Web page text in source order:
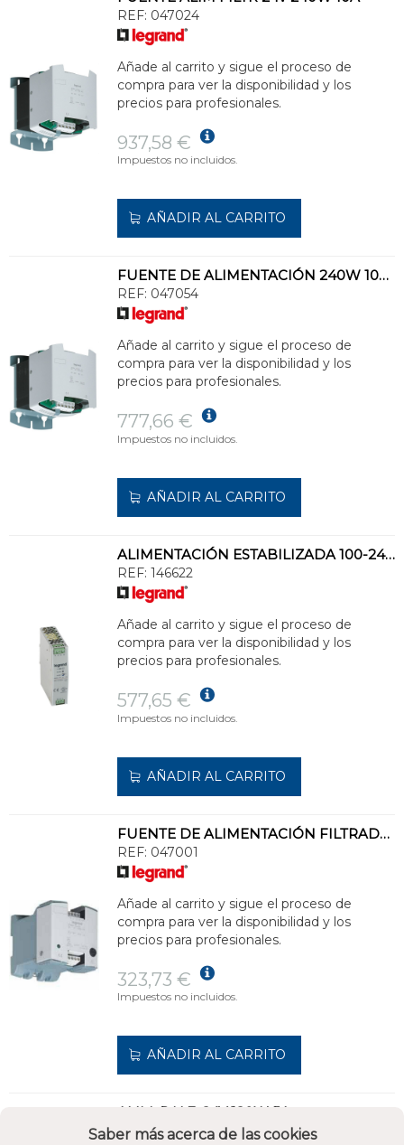
Saber más acerca de las cookies
REF: 047024
Añade al carrito y sigue el proceso de
compra para ver la disponibilidad y los
precios para profesionales.
937,58 €
Impuestos no incluidos.
AÑADIR AL CARRITO
FUENTE DE ALIMENTACIÓN 240W 10A MONOFÁSICO 24V
REF: 047054
Añade al carrito y sigue el proceso de
compra para ver la disponibilidad y los
precios para profesionales.
777,66 €
Impuestos no incluidos.
AÑADIR AL CARRITO
ALIMENTACIÓN ESTABILIZADA 100-240VCA 24VCC 3,2A
REF: 146622
Añade al carrito y sigue el proceso de
compra para ver la disponibilidad y los
precios para profesionales.
577,65 €
Impuestos no incluidos.
AÑADIR AL CARRITO
FUENTE DE ALIMENTACIÓN FILTRADA 12V 12W 1A
REF: 047001
Añade al carrito y sigue el proceso de
compra para ver la disponibilidad y los
precios para profesionales.
323,73 €
Impuestos no incluidos.
AÑADIR AL CARRITO
ALIM. R.N.F. 24V 120W 5A
REF:047053